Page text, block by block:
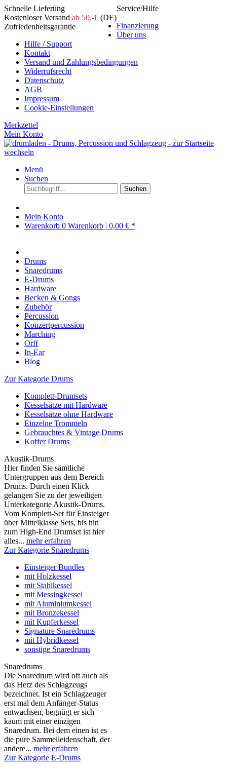
Schnelle Lieferung
Kostenloser Versand ab 50,-€ (DE)
Zufriedenheitsgarantie
Service/Hilfe
Finanzierung
Über uns
Hilfe / Support
Kontakt
Versand und Zahlungsbedingungen
Widerrufsrecht
Datenschutz
AGB
Impressum
Cookie-Einstellungen
Merkzettel
Mein Konto
Menü
Suchen
Suchen
Mein Konto
Warenkorb 0 Warenkorb | 0,00 € *
Drums
Snaredrums
E-Drums
Hardware
Becken & Gongs
Zubehör
Percussion
Konzertpercussion
Marching
Orff
In-Ear
Blog
Zur Kategorie Drums
Komplett-Drumsets
Kesselsätze mit Hardware
Kesselsätze ohne Hardware
Einzelne Trommeln
Gebrauchtes & Vintage Drums
Koffer Drums
Akustik-Drums
Hier finden Sie sämtliche
Untergruppen aus dem Bereich
Drums. Durch einen Klick
gelangen Sie zu der jeweiligen
Unterkategorie Akustik-Drums.
Vom Komplett-Set für Einsteiger
über Mittelklasse Sets, bis hin
zum High-End Drumset ist hier
alles... mehr erfahren
Zur Kategorie Snaredrums
Einsteiger Bundles
mit Holzkessel
mit Stahlkessel
mit Messingkessel
mit Aluminiumkessel
mit Bronzekessel
mit Kupferkessel
Signature Snaredrums
mit Hybridkessel
sonstige Snaredrums
Snaredrums
Die Snaredrum wird oft auch als
das Herz des Schlagzeugs
bezeichnet. Ist ein Schlagzeuger
erst mal dem Anfänger-Status
entwachsen, begnügt er sich
kaum mit einer einzigen
Snaredrum. Bei dem einen ist es
die pure Sammelleidenschaft, der
andere... mehr erfahren
Zur Kategorie E-Drums